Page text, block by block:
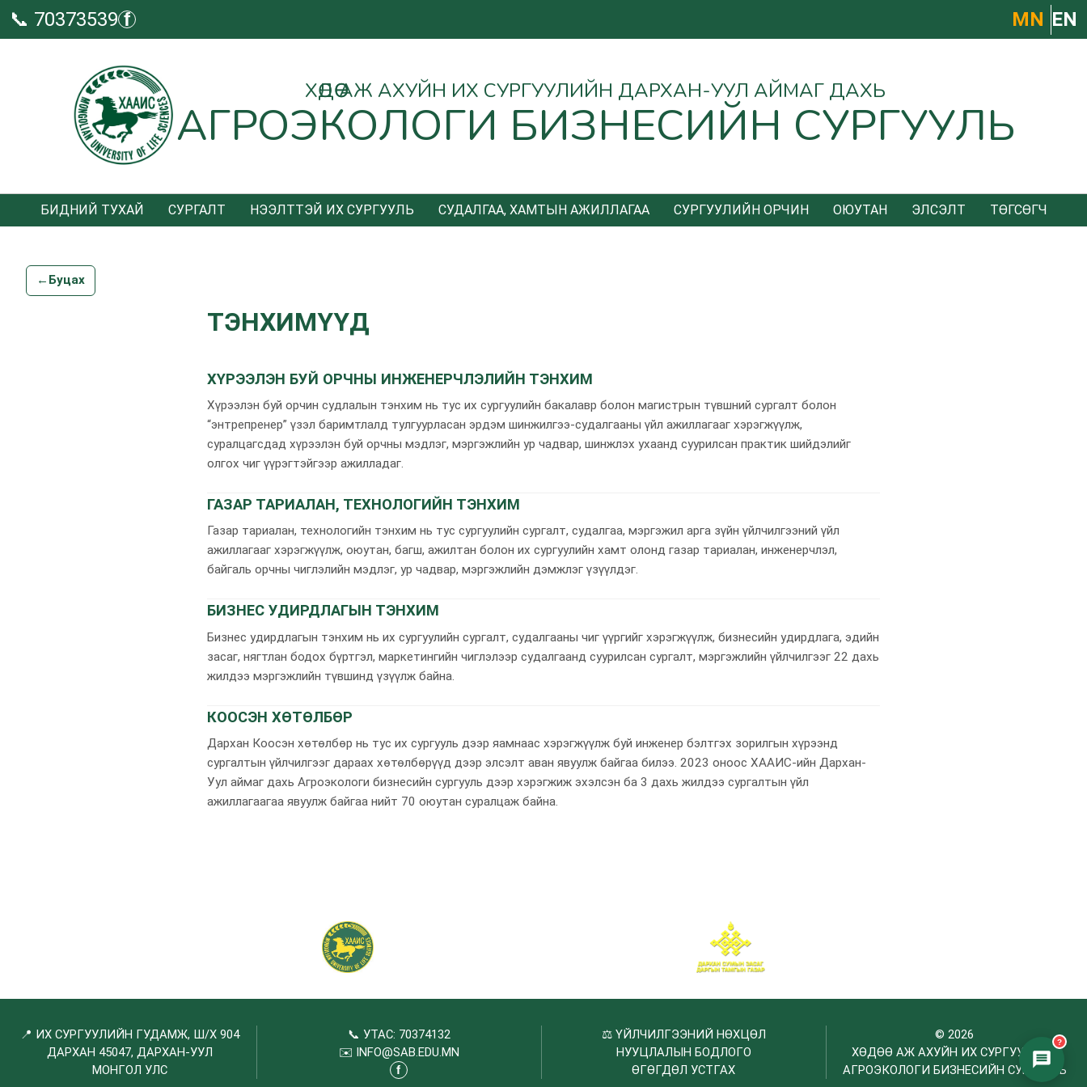
📞 70373539 f МN EN
ХӨДӨӨ АЖ АХУЙН ИХ СУРГУУЛИЙН ДАРХАН-УУЛ АЙМАГ ДАХЬ
АГРОЭКОЛОГИ БИЗНЕСИЙН СУРГУУЛЬ
БИДНИЙ ТУХАЙ СУРГАЛТ НЭЭЛТТЭЙ ИХ СУРГУУЛЬ СУДАЛГАА, ХАМТЫН АЖИЛЛАГАА СУРГУУЛИЙН ОРЧИН ОЮУТАН ЭЛСЭЛТ ТӨГСӨГЧ
← Буцах
ТЭНХИМҮҮД
ХҮРЭЭЛЭН БУЙ ОРЧНЫ ИНЖЕНЕРЧЛЭЛИЙН ТЭНХИМ
Хүрээлэн буй орчин судлалын тэнхим нь тус их сургуулийн бакалавр болон магистрын түвшний сургалт болон
“энтрепренер” үзэл баримтлалд тулгуурласан эрдэм шинжилгээ-судалгааны үйл ажиллагааг хэрэгжүүлж,
суралцагсдад хүрээлэн буй орчны мэдлэг, мэргэжлийн ур чадвар, шинжлэх ухаанд суурилсан практик шийдэлийг
олгох чиг үүрэгтэйгээр ажилладаг.
ГАЗАР ТАРИАЛАН, ТЕХНОЛОГИЙН ТЭНХИМ
Газар тариалан, технологийн тэнхим нь тус сургуулийн сургалт, судалгаа, мэргэжил арга зүйн үйлчилгээний үйл
ажиллагааг хэрэгжүүлж, оюутан, багш, ажилтан болон их сургуулийн хамт олонд газар тариалан, инженерчлэл,
байгаль орчны чиглэлийн мэдлэг, ур чадвар, мэргэжлийн дэмжлэг үзүүлдэг.
БИЗНЕС УДИРДЛАГЫН ТЭНХИМ
Бизнес удирдлагын тэнхим нь их сургуулийн сургалт, судалгааны чиг үүргийг хэрэгжүүлж, бизнесийн удирдлага, эдийн
засаг, нягтлан бодох бүртгэл, маркетингийн чиглэлээр судалгаанд суурилсан сургалт, мэргэжлийн үйлчилгээг 22 дахь
жилдээ мэргэжлийн түвшинд үзүүлж байна.
КООСЭН ХӨТӨЛБӨР
Дархан Коосэн хөтөлбөр нь тус их сургууль дээр яамнаас хэрэгжүүлж буй инженер бэлтгэх зорилгын хүрээнд
сургалтын үйлчилгээг дараах хөтөлбөрүүд дээр элсэлт аван явуулж байгаа билээ. 2023 оноос ХААИС-ийн Дархан-
Уул аймаг дахь Агроэкологи бизнесийн сургууль дээр хэрэгжиж эхэлсэн ба 3 дахь жилдээ сургалтын үйл
ажиллагаагаа явуулж байгаа нийт 70 оюутан суралцаж байна.
📍 ИХ СУРГУУЛИЙН ГУДАМЖ, Ш/Х 904
ДАРХАН 45047, ДАРХАН-УУЛ
МОНГОЛ УЛС
📞 УТАС: 70374132
✉️ INFO@SAB.EDU.MN
f
⚖️ ҮЙЛЧИЛГЭЭНИЙ НӨХЦӨЛ
НУУЦЛАЛЫН БОДЛОГО
ӨГӨГДӨЛ УСТГАХ
© 2026
ХӨДӨӨ АЖ АХУЙН ИХ СУРГУУЛИЙН
АГРОЭКОЛОГИ БИЗНЕСИЙН СУРГУУЛЬ
?